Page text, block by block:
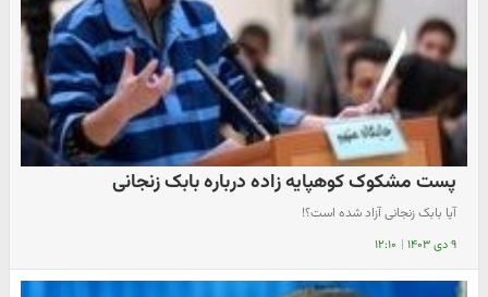
پست مشکوک کوهپایه زاده درباره بابک زنجانی
آیا بابک زنجانی آزاد شده است؟!
۹ دی ۱۴۰۳ | ۱۲:۱۰